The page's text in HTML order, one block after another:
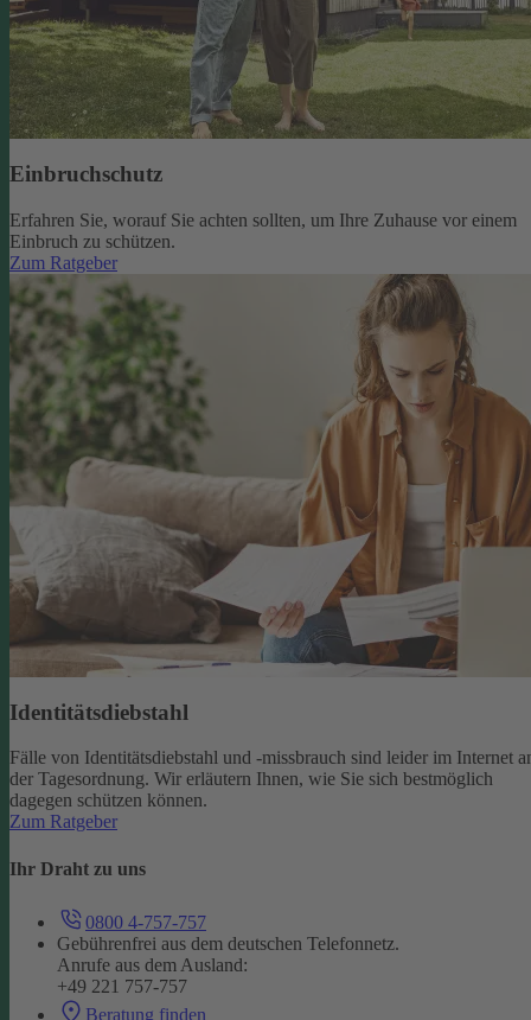
Einbruchschutz
Erfahren Sie, worauf Sie achten sollten, um Ihre Zuhause vor einem
Einbruch zu schützen.
Zum Ratgeber
Identitätsdiebstahl
Fälle von Identitätsdiebstahl und -missbrauch sind leider im Internet
der Tagesordnung. Wir erläutern Ihnen, wie Sie sich bestmöglich
dagegen schützen können.
Zum Ratgeber
Ihr Draht zu uns
0800 4-757-757
Gebührenfrei aus dem deutschen Telefonnetz.
Anrufe aus dem Ausland:
+49 221 757-757
Beratung finden